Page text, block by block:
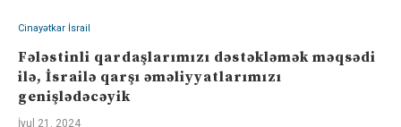
Cinayətkar İsrail
Fələstinli qardaşlarımızı dəstəkləmək məqsədi
ilə, İsrailə qarşı əməliyyatlarımızı
genişlədəcəyik
İyul 21, 2024